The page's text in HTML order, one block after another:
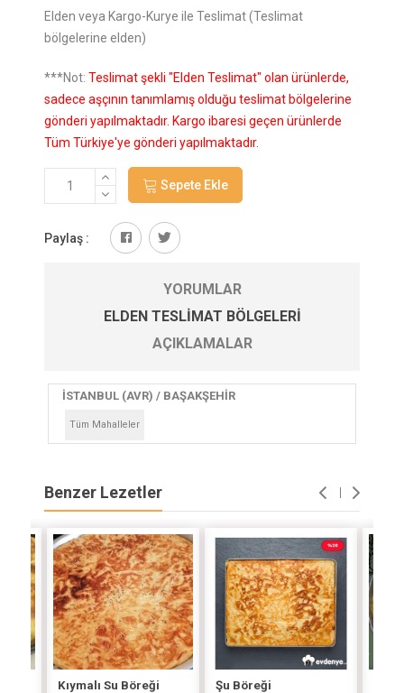
Elden veya Kargo-Kurye ile Teslimat (Teslimat
bölgelerine elden)
***Not: Teslimat şekli "Elden Teslimat" olan ürünlerde,
sadece aşçının tanımlamış olduğu teslimat bölgelerine
gönderi yapılmaktadır. Kargo ibaresi geçen ürünlerde
Tüm Türkiye'ye gönderi yapılmaktadır.
Sepete Ekle
Paylaş :
YORUMLAR
ELDEN TESLIMAT BÖLGELERI
AÇIKLAMALAR
İSTANBUL (AVR) / BAŞAKŞEHİR
Tüm Mahalleler
Benzer Lezetler
Kıymalı Su Böreği Şu Böreği